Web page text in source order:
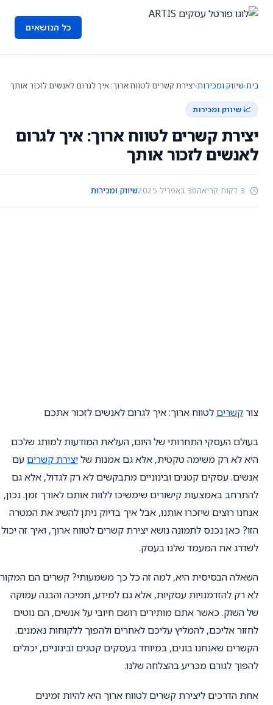
כל הנושאים
בית›שיווק ומכירות›יצירת קשרים לטווח ארוך: איך לגרום לאנשים לזכור אותך
📈 שיווק ומכירות
יצירת קשרים לטווח ארוך: איך לגרום
לאנשים לזכור אותך
30 באפריל 2025 שיווק ומכירות
צורקשריםלטווח ארוך: איך לגרום לאנשים לזכור אתכם
בעולם העסקי התחרותי של היום, העלאת המודעות למותג שלכם
היא לא רק משימה טקטית, אלא גם אמנות שליצירת קשריםעם
אנשים. עסקים קטנים ובינוניים מתבקשים לא רק לגדול, אלא גם
להתרחב באמצעות קישורים שימשיכו ללוות אותם לאורך זמן. נכון,
אנחנו רוצים שיזכרו אותנו, אבל איך בדיוק ניתן להשיג את המטרה
הזו? כאן נכנס לתמונה נושא יצירת קשרים לטווח ארוך, ואיך זה יכול
לשדרג את המעמד שלנו בעסק.
השאלה הבסיסית היא, למה זה כל כך משמעותי? קשרים הם המקור
לא רק להזדמנויות עסקיות, אלא גם למידע, תמיכה והבנה עמוקה
של השוק. כאשר אתם מותירים רושם חיובי על אנשים, הם נוטים
לחזור אליכם, להמליץ עליכם לאחרים ולהפוך ללקוחות נאמנים.
הקשרים שאנחנו בונים, במיוחד בעסקים קטנים ובינוניים, יכולים
להפוך לגורם מכריע בהצלחה שלנו.
אחת הדרכים ליצירת קשרים לטווח ארוך היא להיות זמינים